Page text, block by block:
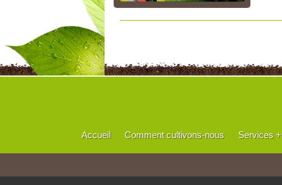
Accueil Comment cultivons-nous Services +